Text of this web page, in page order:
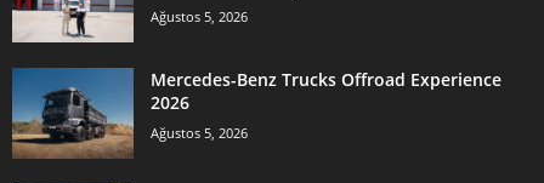
Ağustos 5, 2026
Mercedes-Benz Trucks Offroad Experience
2026
Ağustos 5, 2026